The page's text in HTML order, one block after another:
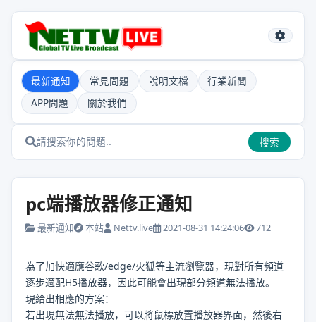
最新通知 常見問題 說明文檔
行業新聞
APP問題
關於我們
搜索
pc端播放器修正通知
最新通知 本站 Nettv.live 2021-08-31 14:24:06 712
為了加快適應谷歌/edge/火狐等主流瀏覽器，現對所有頻道
逐步適配H5播放器，因此可能會出現部分頻道無法播放。
現給出相應的方案：
若出現無法無法播放，可以將鼠標放置播放器界面，然後右